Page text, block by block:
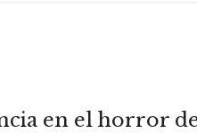
en el horror